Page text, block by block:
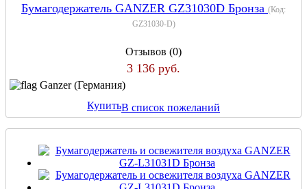
Бумагодержатель GANZER GZ31030D Бронза (Код:
GZ31030-D)
Отзывов (0)
3 136 руб.
Ganzer (Германия)
КупитьВ список пожеланий